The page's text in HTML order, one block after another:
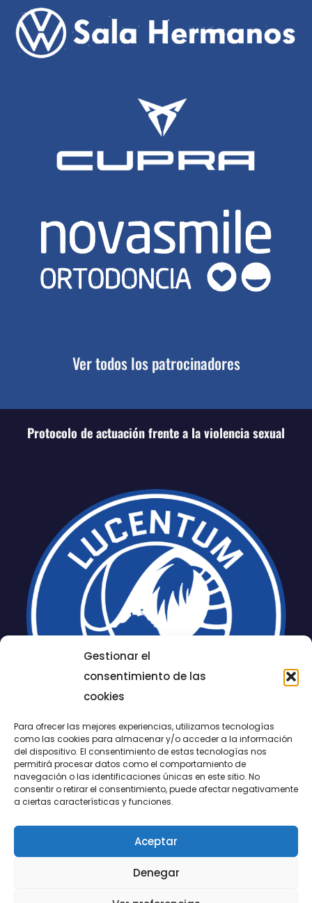
Gestionar el
consentimiento de las
cookies
Para ofrecer las mejores experiencias, utilizamos tecnologías
como las cookies para almacenar y/o acceder a la información
del dispositivo. El consentimiento de estas tecnologías nos
permitirá procesar datos como el comportamiento de
navegación o las identificaciones únicas en este sitio. No
consentir o retirar el consentimiento, puede afectar negativamente
a ciertas características y funciones.
Aceptar
Denegar
Ver todos los patrocinadores
Protocolo de actuación frente a la violencia sexual
LUCENTUM
ALICANTE
CONTACTO